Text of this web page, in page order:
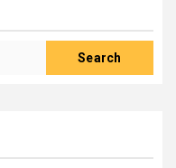
Search